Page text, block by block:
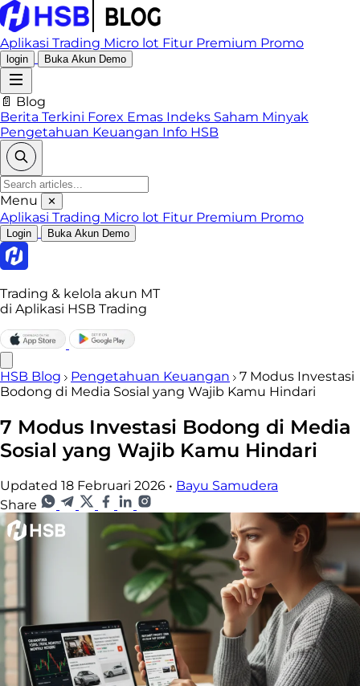
Aplikasi Trading Micro lot Fitur Premium Promo
login Buka Akun Demo
📄 Blog
Berita Terkini Forex Emas Indeks Saham Minyak
Pengetahuan Keuangan Info HSB
Menu ✕
Aplikasi Trading Micro lot Fitur Premium Promo
Login Buka Akun Demo
Trading & kelola akun MT
di Aplikasi HSB Trading
HSB Blog Pengetahuan Keuangan
7 Modus Investasi
Bodong di Media Sosial yang Wajib Kamu Hindari
7 Modus Investasi Bodong di Media
Sosial yang Wajib Kamu Hindari
Updated 18 Februari 2026 • Bayu Samudera
Share